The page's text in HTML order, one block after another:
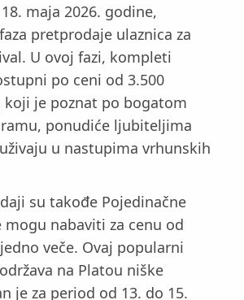
maja 2026. godine,
pretprodaje ulaznica za
U ovoj fazi, kompleti
po ceni od 3.500
koji je poznat po bogatom
ponudiće ljubiteljima
u nastupima vrhunskih
su takođe Pojedinačne
mogu nabaviti za cenu od
veče. Ovaj popularni
na Platou niške
je za period od 13. do 15.